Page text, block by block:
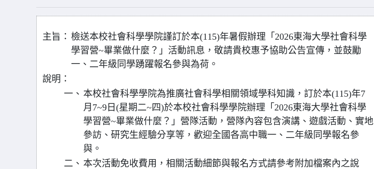
主旨： 檢送本校社會科學學院謹訂於本(115)年暑假辦理「2026東海大學社會科學
學習營~畢業做什麼？」活動訊息，敬請貴校惠予協助公告宣傳，並鼓勵
一、二年級同學踴躍報名參與為荷。
說明：
一、 本校社會科學學院為推廣社會科學相關領域學科知識，訂於本(115)年7
月7~9日(星期二~四)於本校社會科學學院辦理「2026東海大學社會科學
學習營~畢業做什麼？」營隊活動，營隊內容包含演講、遊戲活動、實地
參訪、研究生經驗分享等，歡迎全國各高中職一、二年級同學報名參
與。
二、 本次活動免收費用，相關活動細節與報名方式請參考附加檔案內之說